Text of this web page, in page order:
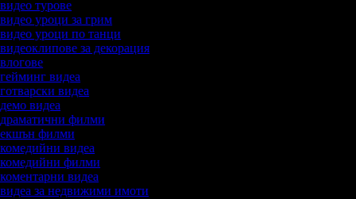
турове
видео уроци за грим
видео уроци по танци
видеоклипове за декорация
гейминг видеа
видеа
видеа
драматични филми
екшън филми
комедийни видеа
комедийни филми
коментарни видеа
видеа за недвижими имоти